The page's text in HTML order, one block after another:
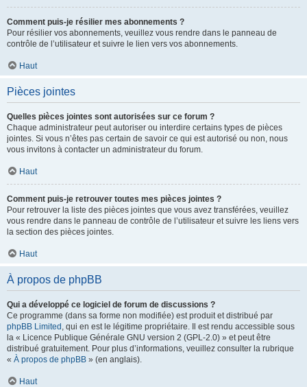
Comment puis-je résilier mes abonnements ?
Pour résilier vos abonnements, veuillez vous rendre dans le panneau de
contrôle de l’utilisateur et suivre le lien vers vos abonnements.
Haut
Pièces jointes
Quelles pièces jointes sont autorisées sur ce forum ?
Chaque administrateur peut autoriser ou interdire certains types de pièces
jointes. Si vous n’êtes pas certain de savoir ce qui est autorisé ou non, nous
vous invitons à contacter un administrateur du forum.
Haut
Comment puis-je retrouver toutes mes pièces jointes ?
Pour retrouver la liste des pièces jointes que vous avez transférées, veuillez
vous rendre dans le panneau de contrôle de l’utilisateur et suivre les liens vers
la section des pièces jointes.
Haut
À propos de phpBB
Qui a développé ce logiciel de forum de discussions ?
Ce programme (dans sa forme non modifiée) est produit et distribué par
phpBB Limited , qui en est le légitime propriétaire. Il est rendu accessible sous
la « Licence Publique Générale GNU version 2 (GPL-2.0) » et peut être
distribué gratuitement. Pour plus d’informations, veuillez consulter la rubrique
« À propos de phpBB » (en anglais).
Haut